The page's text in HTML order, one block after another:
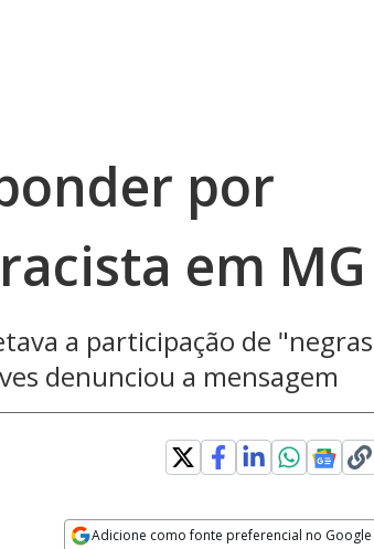
por
em MG
a participação de "negras
denunciou a mensagem
Adicione como fonte preferencial no Google